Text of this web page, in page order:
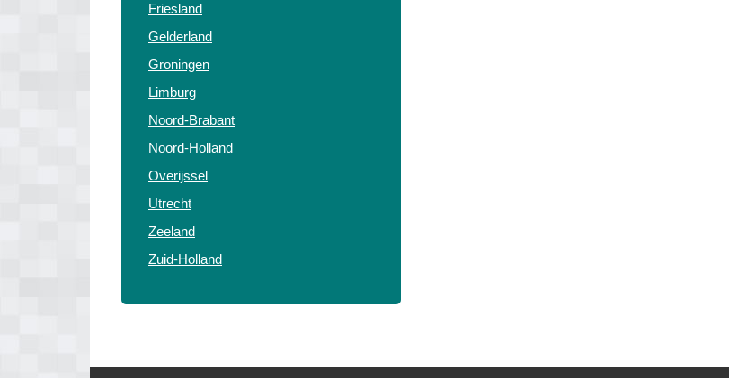
Friesland
Gelderland
Groningen
Limburg
Noord-Brabant
Noord-Holland
Overijssel
Utrecht
Zeeland
Zuid-Holland